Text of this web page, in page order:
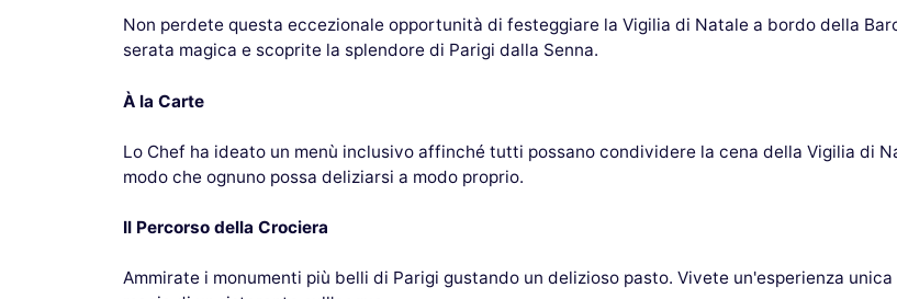
Non perdete questa eccezionale opportunità di festeggiare la Vigilia di Natale a bordo della
serata magica e scoprite la splendore di Parigi dalla Senna.
À la Carte
Lo Chef ha ideato un menù inclusivo affinché tutti possano condividere la cena della Vigilia di
modo che ognuno possa deliziarsi a modo proprio.
Il Percorso della Crociera
Ammirate i monumenti più belli di Parigi gustando un delizioso pasto. Vivete un'esperienza